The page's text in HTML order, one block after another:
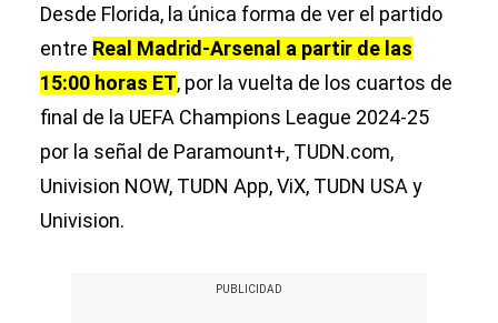
Desde Florida, la única forma de ver el partido
entre Real Madrid-Arsenal a partir de las
15:00 horas ET, por la vuelta de los cuartos de
final de la UEFA Champions League 2024-25
por la señal de Paramount+, TUDN.com,
Univision NOW, TUDN App, ViX, TUDN USA y
Univision.